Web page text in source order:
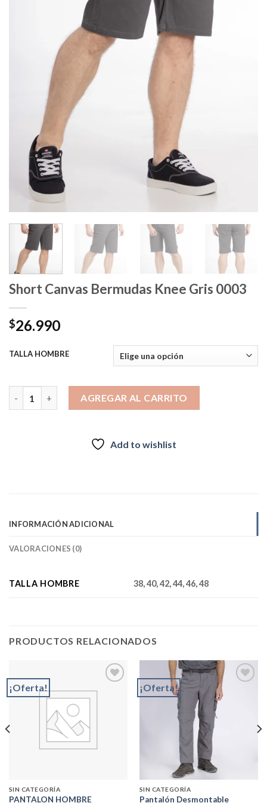
Short Canvas Bermudas Knee Gris 0003
$26.990
TALLA HOMBRE
AGREGAR AL CARRITO
Add to wishlist
INFORMACIÓN ADICIONAL
VALORACIONES (0)
TALLA HOMBRE 38, 40, 42, 44, 46, 48
PRODUCTOS RELACIONADOS
¡Oferta!
SIN CATEGORÍA
PANTALON HOMBRE
¡Oferta!
SIN CATEGORÍA
Pantalón Desmontable